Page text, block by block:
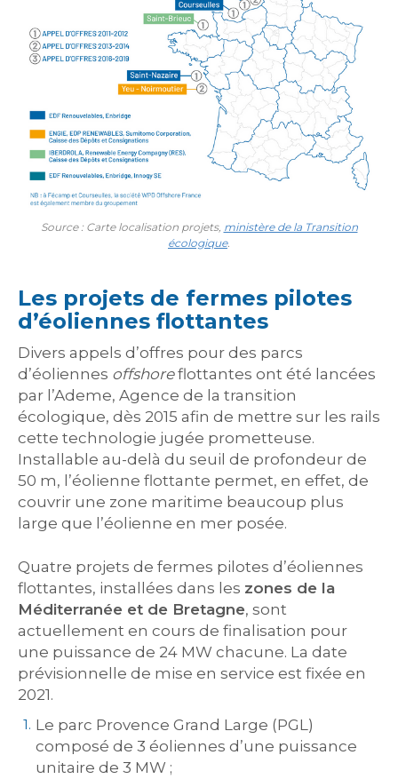
Source : Carte localisation projets, ministère de la Transition
écologique.
Les projets de fermes pilotes
d’éoliennes flottantes
Divers appels d’offres pour des parcs
d’éoliennes offshoreflottantes ont été lancées
par l’Ademe, Agence de la transition
écologique, dès 2015 afin de mettre sur les rails
cette technologie jugée prometteuse.
Installable au-delà du seuil de profondeur de
50 m, l’éolienne flottante permet, en effet, de
couvrir une zone maritime beaucoup plus
large que l’éolienne en mer posée.
Quatre projets de fermes pilotes d’éoliennes
flottantes, installées dans les zones de la
Méditerranée et de Bretagne, sont
actuellement en cours de finalisation pour
une puissance de 24 MW chacune. La date
prévisionnelle de mise en service est fixée en
2021.
Le parc Provence Grand Large (PGL)
composé de 3 éoliennes d’une puissance
unitaire de 3 MW ;